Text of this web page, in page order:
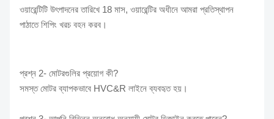
ওয়ারেন্টিটি উৎপাদনের তারিখে 18 মাস, ওয়ারেন্টির অধীনে আমরা প্রতিস্থাপন
পাঠাতে শিপিং খরচ বহন করব।
প্রশ্ন 2- মোটরগুলির প্রয়োগ কী?
সমস্ত মোটর ব্যাপকভাবে HVC&R লাইনে ব্যবহৃত হয়।